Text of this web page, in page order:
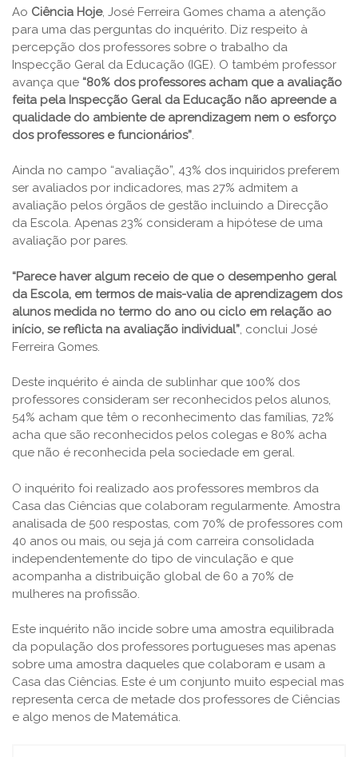
Ao Ciência Hoje, José Ferreira Gomes chama a atenção
para uma das perguntas do inquérito. Diz respeito à
percepção dos professores sobre o trabalho da
Inspecção Geral da Educação (IGE). O também professor
avança que “80% dos professores acham que a avaliação
feita pela Inspecção Geral da Educação não apreende a
qualidade do ambiente de aprendizagem nem o esforço
dos professores e funcionários”
Ainda no campo “avaliação”, 43% dos inquiridos preferem
ser avaliados por indicadores, mas 27% admitem a
avaliação pelos órgãos de gestão incluindo a Direcção
da Escola. Apenas 23% consideram a hipótese de uma
avaliação por pares.
“Parece haver algum receio de que o desempenho geral
da Escola, em termos de mais-valia de aprendizagem dos
alunos medida no termo do ano ou ciclo em relação ao
início, se reflicta na avaliação individual” , conclui José
Ferreira Gomes.
Deste inquérito é ainda de sublinhar que 100% dos
professores consideram ser reconhecidos pelos alunos,
54% acham que têm o reconhecimento das famílias, 72%
acha que são reconhecidos pelos colegas e 80% acha
que não é reconhecida pela sociedade em geral.
O inquérito foi realizado aos professores membros da
Casa das Ciências que colaboram regularmente. Amostra
analisada de 500 respostas, com 70% de professores com
40 anos ou mais, ou seja já com carreira consolidada
independentemente do tipo de vinculação e que
acompanha a distribuição global de 60 a 70% de
mulheres na profissão.
Este inquérito não incide sobre uma amostra equilibrada
da população dos professores portugueses mas apenas
sobre uma amostra daqueles que colaboram e usam a
Casa das Ciências. Este é um conjunto muito especial mas
representa cerca de metade dos professores de Ciências
e algo menos de Matemática.